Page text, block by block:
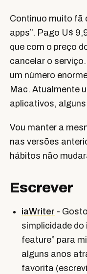
Continuo muito fã
apps”. Pago U$
que com o preço
cancelar o
um número
Mac. Atualmente
aplicativos,
Vou manter a
nas versões
hábitos não
Escrever
iaWriter -
simplicidade do
feature” para
alguns anos
favorita